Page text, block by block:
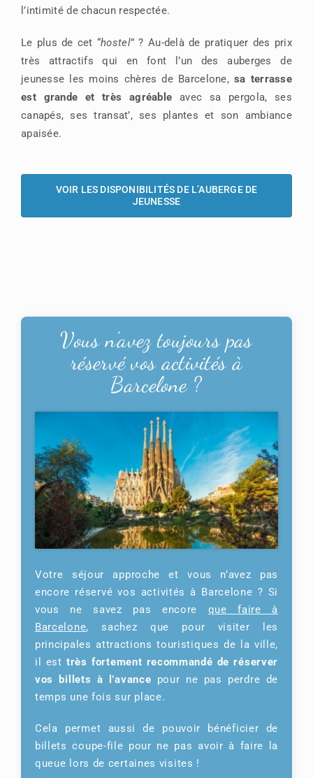
l’intimité de chacun respectée.
Le plus de cet “hostel” ? Au-delà de pratiquer des prix
très attractifs qui en font l’un des auberges de
jeunesse les moins chères de Barcelone,sa terrasse
est grande et très agréable avec sa pergola, ses
canapés, ses transat’, ses plantes et son ambiance
apaisée.
VOIR LES DISPONIBILITÉS DE L’AUBERGE DE
JEUNESSE
Vous n’avez toujours pas
réservé vos activités à
Barcelone ?
Votre séjour approche et vous n’avez pas
encore réservé vos activités à Barcelone ? Si
vous ne savez pas encore que faire à
Barcelone, sachez que pour visiter les
principales attractions touristiques de la ville,
il est très fortement recommandé de réserver
vos billets à l’avance pour ne pas perdre de
temps une fois sur place.
Cela permet aussi de pouvoir bénéficier de
billets coupe-file pour ne pas avoir à faire la
queue lors de certaines visites !